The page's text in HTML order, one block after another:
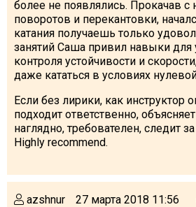
более не появлялись. Прокачав
поворотов и перекантовки,
катания получаешь только
занятий Саша привил навыки для
контроля устойчивости и
даже кататься в условиях
Если без лирики, как инструктор
подходит ответственно,
наглядно, требователен, следит
Highly recommend.
azshnur 27 марта 2018 11:56